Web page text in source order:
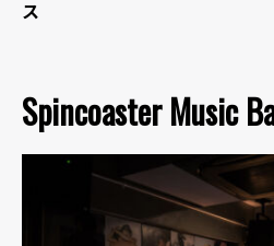
ス
Spincoaster Music